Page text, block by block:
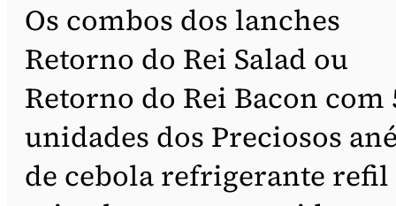
Os combos dos lanches
Retorno do Rei Salad ou
Retorno do Rei Bacon com
unidades dos Preciosos
de cebola refrigerante refil